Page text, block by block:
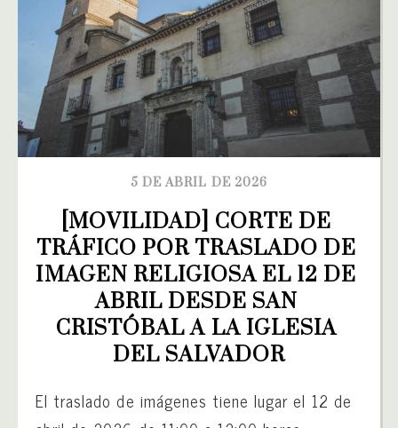
5 DE ABRIL DE 2026
[MOVILIDAD] CORTE DE
TRÁFICO POR TRASLADO DE
IMAGEN RELIGIOSA EL 12 DE
ABRIL DESDE SAN
CRISTÓBAL A LA IGLESIA
DEL SALVADOR
El traslado de imágenes tiene lugar el 12 de